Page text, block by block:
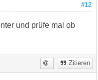
#12
und prüfe mal ob
Zitieren